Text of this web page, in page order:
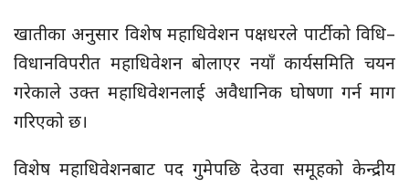
खातीका अनुसार विशेष महाधिवेशन पक्षधरले पार्टीको विधि–
विधानविपरीत महाधिवेशन बोलाएर नयाँ कार्यसमिति चयन
गरेकाले उक्त महाधिवेशनलाई अवैधानिक घोषणा गर्न माग
गरिएको छ।
विशेष महाधिवेशनबाट पद गुमेपछि देउवा समूहको केन्द्रीय